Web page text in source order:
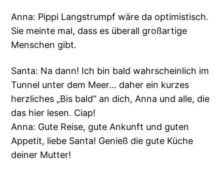
Anna: Pippi Langstrumpf wäre da optimistisch.
Sie meinte mal, dass es überall großartige
Menschen gibt.
Santa: Na dann! Ich bin bald wahrscheinlich im
Tunnel unter dem Meer… daher ein kurzes
herzliches „Bis bald“ an dich, Anna und alle, die
das hier lesen. Ciap!
Anna: Gute Reise, gute Ankunft und guten
Appetit, liebe Santa! Genieß die gute Küche
deiner Mutter!